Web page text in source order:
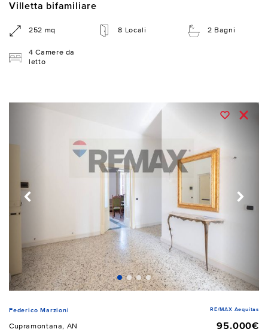
Villetta bifamiliare
252 mq 8 Locali 2 Bagni
4 Camere da
letto
Federico Marzioni RE/MAX Aequitas
Cupramontana, AN
95.000€